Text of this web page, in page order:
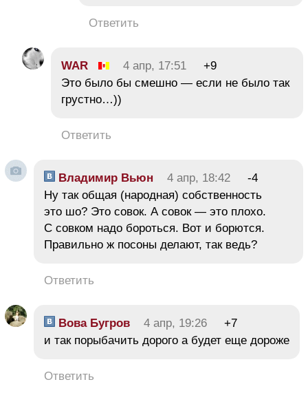
Ответить
WAR 4 апр, 17:51
+9
Это было бы смешно — если не было так
грустно…))
Ответить
Владимир Вьюн 4 апр, 18:42
-4
Ну так общая (народная) собственность
это шо? Это совок. А совок — это плохо.
С совком надо бороться. Вот и борются.
Правильно ж посоны делают, так ведь?
Ответить
Вова Бугров 4 апр, 19:26
+7
и так порыбачить дорого а будет еще дороже
Ответить